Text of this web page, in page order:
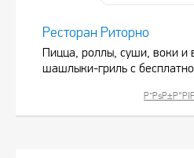
Ресторан Риторно
Пицца, роллы, суши, воки и
шашлыки-гриль с